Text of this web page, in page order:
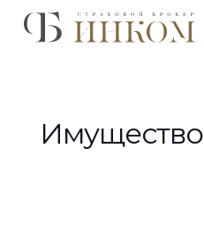
Имущество